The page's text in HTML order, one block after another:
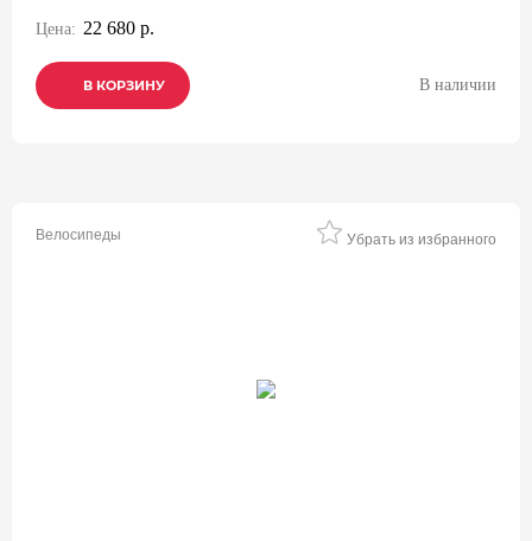
Цена: 22 680 р.
В КОРЗИНУ
В КОРЗИНУ
В КОРЗИНУ В наличии
Велосипеды Убрать из избранного